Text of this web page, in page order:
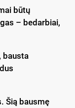
būtų
– bedarbiai,
bausta
Šią bausmę